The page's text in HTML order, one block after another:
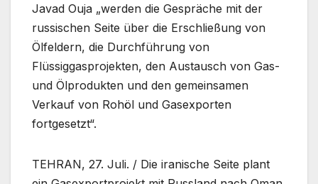
Javad Ouja „werden die Gespräche mit der
russischen Seite über die Erschließung von
Ölfeldern, die Durchführung von
Flüssiggasprojekten, den Austausch von Gas-
und Ölprodukten und den gemeinsamen
Verkauf von Rohöl und Gasexporten
fortgesetzt“.
TEHRAN, 27. Juli. / Die iranische Seite plant